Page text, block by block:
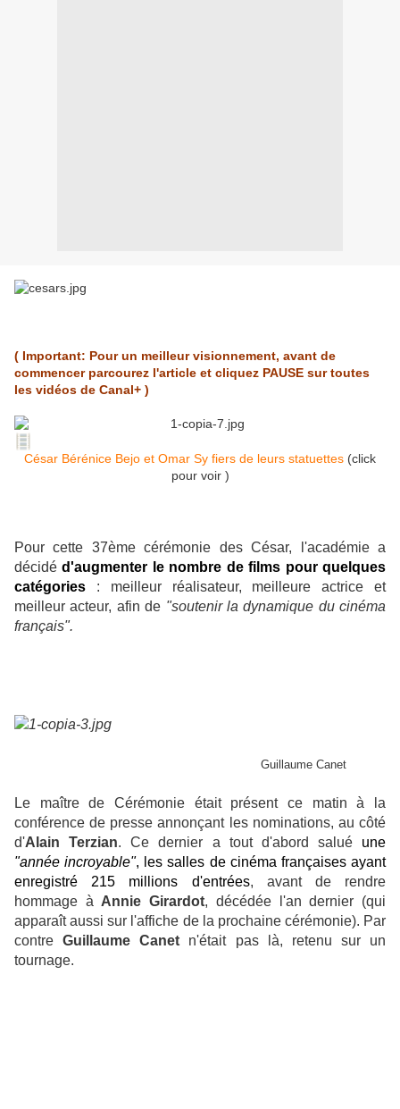
( Important: Pour un meilleur visionnement, avant de
commencer parcourez l'article et cliquez PAUSE sur toutes
les vidéos de Canal+ )
César Bérénice Bejo et Omar Sy fiers de leurs statuettes (click
pour voir )
Pour cette 37ème cérémonie des César, l'académie a
décidéd'augmenter le nombre de films pour quelques
catégories : meilleur réalisateur, meilleure actrice et
meilleur acteur, afin de "soutenir la dynamique du cinéma
français".
Guillaume Canet
Le maître de Cérémonie était présent ce matin à la
conférence de presse annonçant les nominations, au côté
d'Alain Terzian. Ce dernier a tout d'abord salué une
"année incroyable", les salles de cinéma françaises ayant
enregistré 215 millions d'entrées, avant de rendre
hommage à Annie Girardot, décédée l'an dernier (qui
apparaît aussi sur l'affiche de la prochaine cérémonie). Par
contreGuillaume Canet n'était pas là, retenu sur un
tournage.